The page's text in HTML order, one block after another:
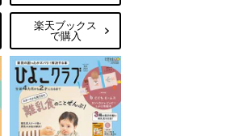
楽天ブックス
で購入